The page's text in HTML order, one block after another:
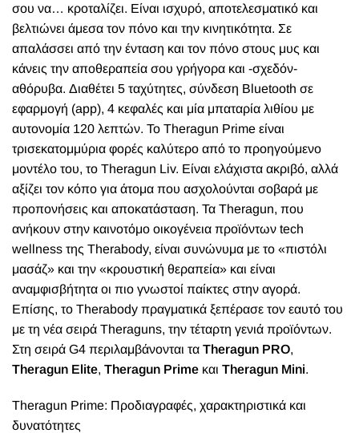
σου να… κροταλίζει. Είναι ισχυρό, αποτελεσματικό και
βελτιώνει άμεσα τον πόνο και την κινητικότητα. Σε
απαλάσσει από την ένταση και τον πόνο στους μυς και
κάνεις την αποθεραπεία σου γρήγορα και -σχεδόν-
αθόρυβα. Διαθέτει 5 ταχύτητες, σύνδεση Bluetooth σε
εφαρμογή (app), 4 κεφαλές και μία μπαταρία λιθίου με
αυτονομία 120 λεπτών. Το Theragun Prime είναι
τρισεκατομμύρια φορές καλύτερο από το προηγούμενο
μοντέλο του, το Theragun Liv. Είναι ελάχιστα ακριβό, αλλά
αξίζει τον κόπο για άτομα που ασχολούνται σοβαρά με
προπονήσεις και αποκατάσταση. Τα Theragun, που
ανήκουν στην καινοτόμο οικογένεια προϊόντων tech
wellness της Therabody, είναι συνώνυμα με το «πιστόλι
μασάζ» και την «κρουστική θεραπεία» και είναι
αναμφισβήτητα οι πιο γνωστοί παίκτες στην αγορά.
Επίσης, το Therabody πραγματικά ξεπέρασε τον εαυτό του
με τη νέα σειρά Theraguns, την τέταρτη γενιά προϊόντων.
Στη σειρά G4 περιλαμβάνονται τα Theragun PRO,
Theragun Elite, Theragun Prime και Theragun Mini.
Theragun Prime: Προδιαγραφές, χαρακτηριστικά και
δυνατότητες